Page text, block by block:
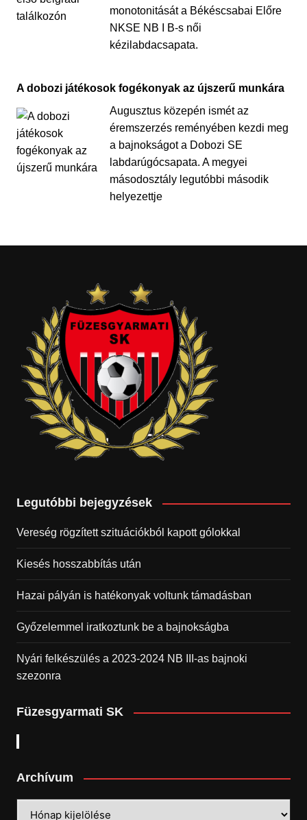
monotonitását a Békéscsabai Előre
NKSE NB I B-s női
kézilabdacsapata.
A dobozi játékosok fogékonyak az újszerű munkára
Augusztus közepén ismét az
éremszerzés reményében kezdi meg
a bajnokságot a Dobozi SE
labdarúgócsapata. A megyei
másodosztály legutóbbi második
helyezettje
Legutóbbi bejegyzések
Vereség rögzített szituációkból kapott gólokkal
Kiesés hosszabbítás után
Hazai pályán is hatékonyak voltunk támadásban
Győzelemmel iratkoztunk be a bajnokságba
Nyári felkészülés a 2023-2024 NB III-as bajnoki
szezonra
Füzesgyarmati SK
Archívum